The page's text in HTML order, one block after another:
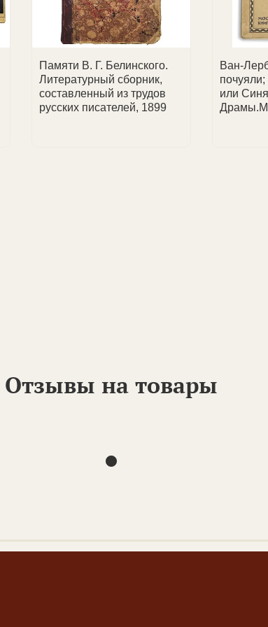
Памяти В. Г. Белинского.
Литературный сборник,
составленный из трудов
русских писателей, 1899
Ван-
или
Отзывы на товары